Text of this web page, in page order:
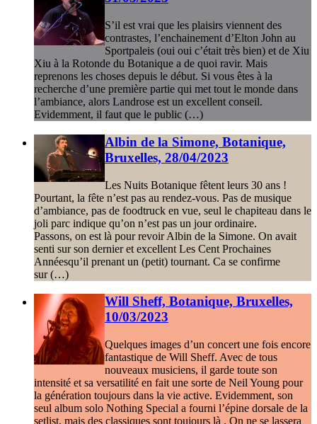
S’il est vrai que les plaisirs viennent des
contrastes, l’enchainement d’Elton John au
Sportpaleis (oui oui c’était très bien) et de Xiu
Xiu à la Rotonde du Botanique a de quoi ravir. Mais
reprenons les choses depuis le début. Si vous êtes à la
recherche d’une première partie qui met tout le monde dans
l’ambiance, alors Landrose est un excellent conseil.
Evidemment, il faut que le public (…)
Albin de la Simone, Botanique,
Bruxelles, 28/04/2023
Les Nuits Botanique fêtent leurs 30 ans !
Pourtant, la fête n’est pas au rendez-vous. Pas de musique
d’ambiance, pas de foodtruck en vue, seul le chapiteau dans le
joli parc indique qu’on n’est pas un jour ordinaire.
Passons, on est là pour revoir Albin de la Simone. On avait
senti sur son dernier et excellent Les Cent Prochaines
Annéesqu’il prenant un (petit) tournant. Ca se confirme
sur (…)
Will Sheff, Botanique, Bruxelles,
10/03/2023
Quelques images d’un concert une fois encore
fantastique de Will Sheff. Avec de tous
nouveaux musiciens, il garde toute son
intensité et sa versatilité en fait une sorte de Neil Young pour
la génération toujours dans la vie active. Evidemment, son
seul album solo Nothing Special a fourni l’épine dorsale de la
setlist, mais des classiques sont toujours là . On ne se lassera